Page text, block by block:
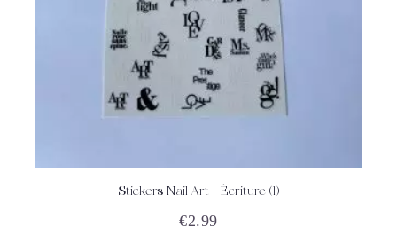
ACHETEZStickers Nail Art – Écriture (1)
€2.99